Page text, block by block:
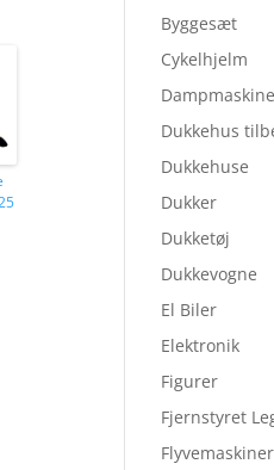
Byggesæt
Cykelhjelm
Dukkehus
Dukkehuse
Dukker
Dukketøj
Dukkevogne
El Biler
Elektronik
Figurer
Fjernstyret
Flyvemaskiner